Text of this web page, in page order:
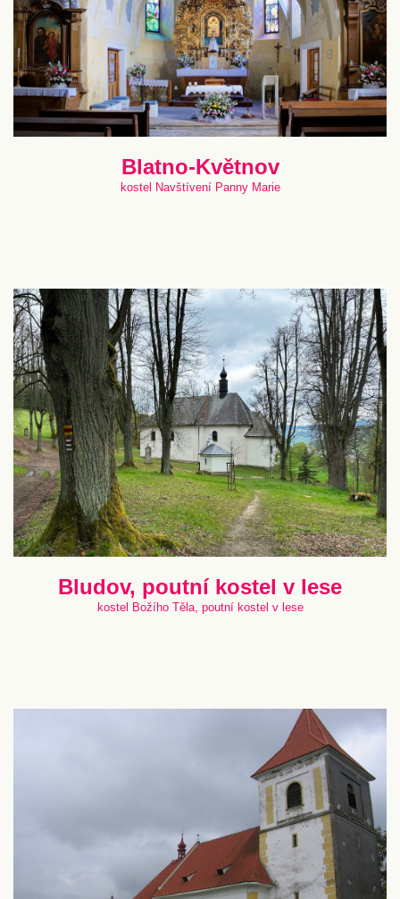
Blatno-Květnov
kostel Navštívení Panny Marie
Bludov, poutní kostel v lese
kostel Božího Těla, poutní kostel v lese